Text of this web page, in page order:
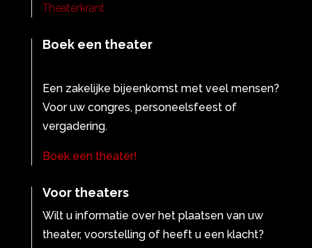
Theaterkrant
Boek een theater
Een zakelijke bijeenkomst met veel mensen?
Voor uw congres, personeelsfeest of
vergadering.
Boek een theater!
Voor theaters
Wilt u informatie over het plaatsen van uw
theater, voorstelling of heeft u een klacht?